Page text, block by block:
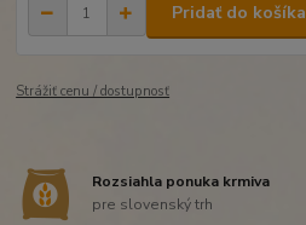
Pridať do košíka
Strážiť cenu / dostupnosť
Rozsiahla ponuka krmiva
pre slovenský trh